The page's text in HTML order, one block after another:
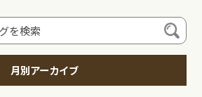
月別アーカイブ